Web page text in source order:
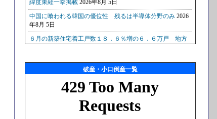
破産・小口倒産一覧